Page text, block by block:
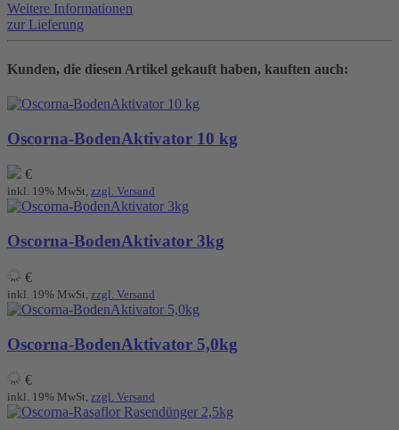
Weitere Informationen
zur Lieferung
Kunden, die diesen Artikel gekauft haben, kauften auch:
Oscorna-BodenAktivator 10 kg
€
inkl. 19% MwSt, zzgl. Versand
Oscorna-BodenAktivator 3kg
€
inkl. 19% MwSt, zzgl. Versand
Oscorna-BodenAktivator 5,0kg
€
inkl. 19% MwSt, zzgl. Versand